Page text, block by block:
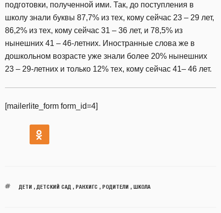
подготовки, полученной ими. Так, до поступления в
школу знали буквы 87,7% из тех, кому сейчас 23 – 29 лет,
86,2% из тех, кому сейчас 31 – 36 лет, и 78,5% из
нынешних 41 – 46-летних. Иностранные слова же в
дошкольном возрасте уже знали более 20% нынешних
23 – 29-летних и только 12% тех, кому сейчас 41– 46 лет.
[mailerlite_form form_id=4]
ДЕТИ , ДЕТСКИЙ САД , РАНХИГС , РОДИТЕЛИ , ШКОЛА